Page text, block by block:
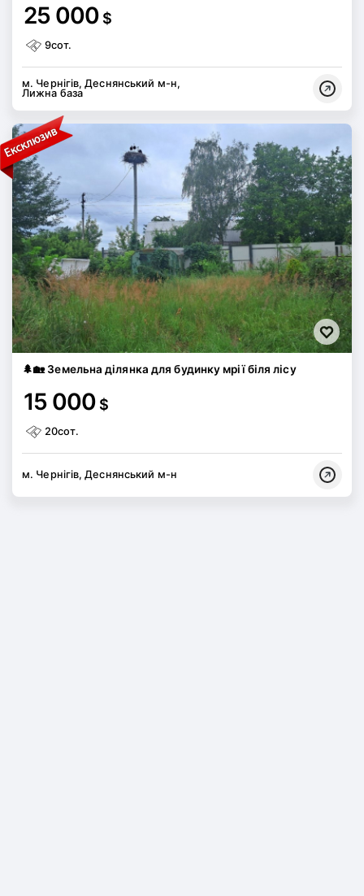
25 000 $
9сот.
м. Чернігів, Деснянський м-н,
Лижна база
🌲🏡 Земельна ділянка для будинку мрії біля лісу
15 000 $
20сот.
м. Чернігів, Деснянський м-н